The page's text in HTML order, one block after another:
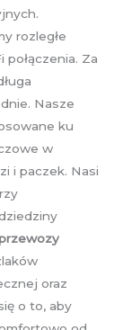
rozległe
połączenia. Za
Nasze
ku
w
i paczek. Nasi
oraz
o to, aby